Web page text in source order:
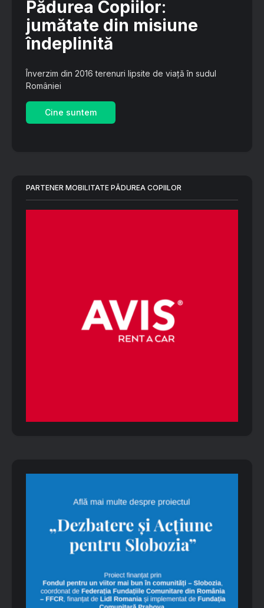
Pădurea Copiilor:
jumătate din misiune
îndeplinită
Înverzim din 2016 terenuri lipsite de viață în sudul
României
Cine suntem
PARTENER MOBILITATE PĂDUREA COPIILOR